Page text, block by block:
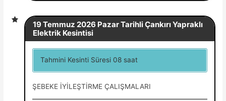
19 Temmuz 2026 Pazar Tarihli Çankırı Yapraklı
Elektrik Kesintisi
Tahmini Kesinti Süresi 08 saat
ŞEBEKE İYİLEŞTİRME ÇALIŞMALARI